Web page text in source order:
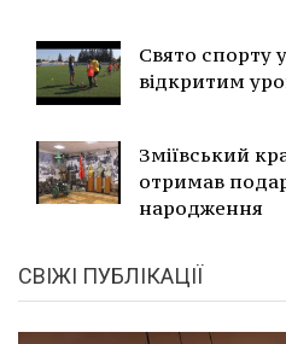
Свято спорту
відкритим
Зміївський
отримав
народження
СВІЖІ ПУБЛІКАЦІЇ